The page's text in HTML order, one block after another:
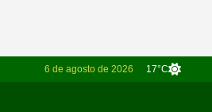
6 de agosto de 2026 17°C